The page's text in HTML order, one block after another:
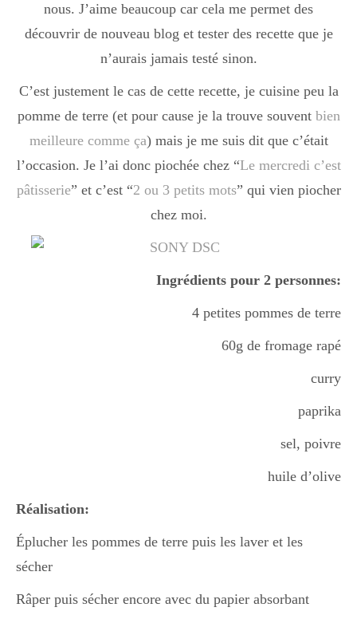
Dessert
Les classiques
Mes amis en cuisine
Recettes Végétariennes
nous. J’aime beaucoup car cela me permet des
découvrir de nouveau blog et tester des recette que je
n’aurais jamais testé sinon.
C’est justement le cas de cette recette, je cuisine peu la
pomme de terre (et pour cause je la trouve souvent bien
meilleure comme ça) mais je me suis dit que c’était
l’occasion. Je l’ai donc piochée chez “Le mercredi c’est
pâtisserie” et c’est “2 ou 3 petits mots” qui vien piocher
chez moi.
Ingrédients pour 2 personnes:
4 petites pommes de terre
60g de fromage rapé
curry
paprika
sel, poivre
huile d’olive
Réalisation:
Éplucher les pommes de terre puis les laver et les
sécher
Râper puis sécher encore avec du papier absorbant